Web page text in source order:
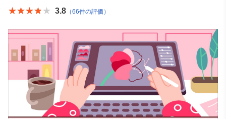
★★★★★
★★★★★ 3.8 （66件の評価）